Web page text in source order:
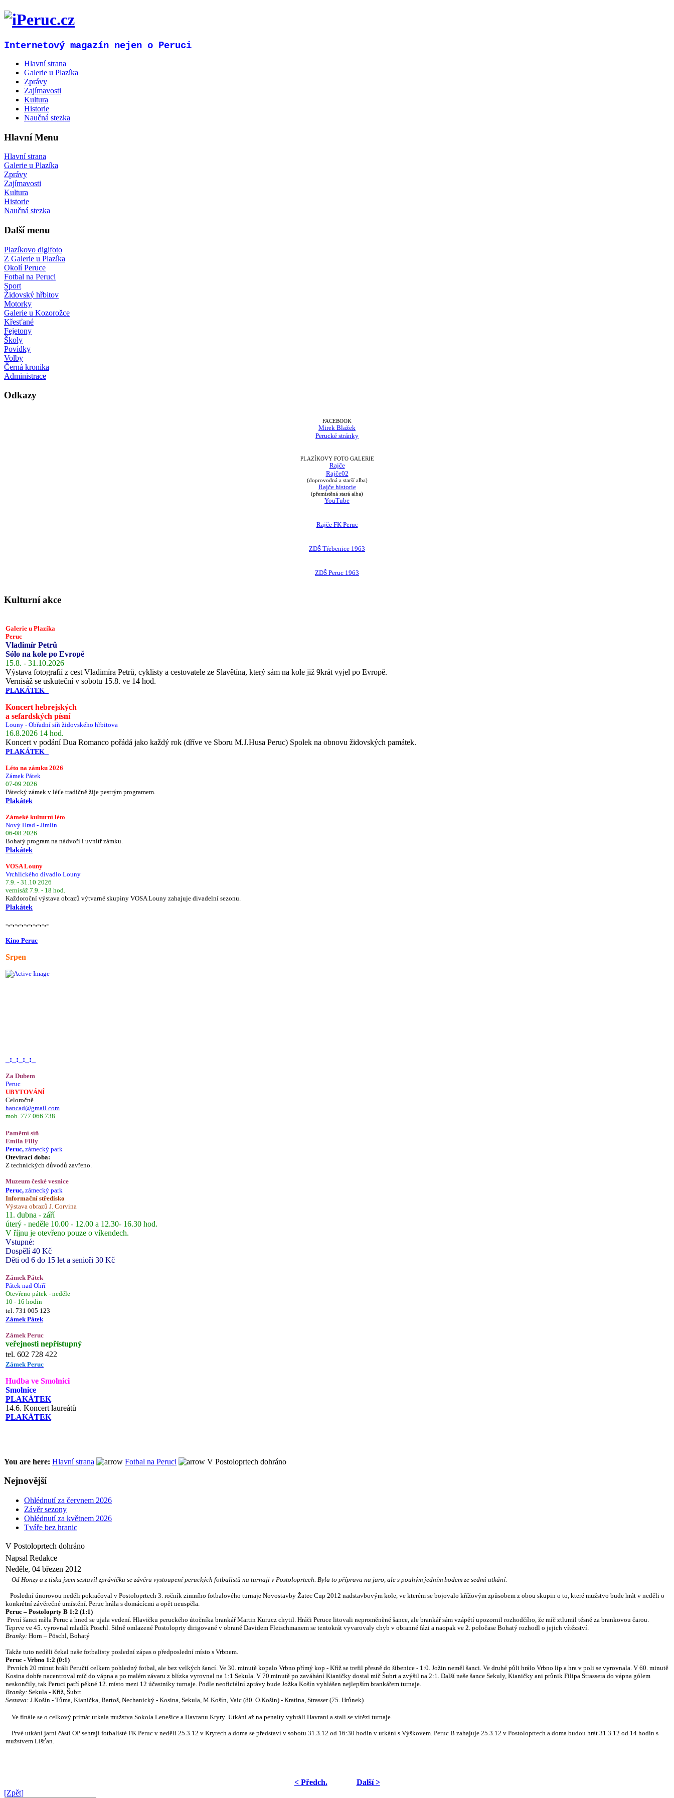
Internetový magazín nejen o Peruci
Hlavní strana
Galerie u Plazíka
Zprávy
Zajímavosti
Kultura
Historie
Naučná stezka
Hlavní Menu
Hlavní strana
Galerie u Plazíka
Zprávy
Zajímavosti
Kultura
Historie
Naučná stezka
Další menu
Plazíkovo digifoto
Z Galerie u Plazíka
Okolí Peruce
Fotbal na Peruci
Sport
Židovský hřbitov
Motorky
Galerie u Kozorožce
Křesťané
Fejetony
Školy
Povídky
Volby
Černá kronika
Administrace
Odkazy
FACEBOOK
Mirek Blažek
Perucké stránky
PLAZÍKOVY FOTO GALERIE
Rajče
Rajče02
(doprovodná a starší alba)
Rajče historie
(přemístěná stará alba)
YouTube
Rajče FK Peruc
ZDŠ Třebenice 1963
ZDŠ Peruc 1963
Kulturní akce
Galerie u Plazíka
Peruc
Vladimír Petrů
Sólo na kole po Evropě
15.8. - 31.10.2026
Výstava fotografií z cest Vladimíra Petrů, cyklisty a cestovatele ze Slavětína, který sám na kole již 9krát vyjel po Evropě.
Vernisáž se uskuteční v sobotu 15.8. ve 14 hod.
PLAKÁTEK
Koncert hebrejských
a sefardských písní
Louny - Obřadní síň židovského hřbitova
16.8.2026 14 hod.
Koncert v podání Dua Romanco pořádá jako každý rok (dříve ve Sboru M.J.Husa Peruc) Spolek na obnovu židovských památek.
PLAKÁTEK
Léto na zámku 2026
Zámek Pátek
07-09 2026
Pátecký zámek v léťe tradičně žije pestrým programem.
Plakátek
Zámeké kulturní léto
Nový Hrad - Jimlín
06-08 2026
Bohatý program na nádvoří i uvnitř zámku.
Plakátek
VOSA Louny
Vrchlického divadlo Louny
7.9. - 31.10 2026
vernisáž 7.9. - 18 hod.
Každoroční výstava obrazů výtvarné skupiny VOSA Louny zahajuje divadelní sezonu.
Plakátek
-.-.-.-.-.-.-.-.-.-
Kino Peruc
Srpen
_:_:_:_:_
Za Dubem
Peruc
UBYTOVÁNÍ
Celoročně
hancad@gmail.com
mob. 777 066 738
Pamětní síň
Emila Filly
Peruc, zámecký park
Otevírací doba:
Z technických důvodů zavřeno.
Muzeum české vesnice
Peruc, zámecký park
Informační středisko
Výstava obrazů J. Corvina
11. dubna - září
úterý - neděle 10.00 - 12.00 a 12.30- 16.30 hod.
V říjnu je otevřeno pouze o víkendech.
Vstupné:
Dospělí 40 Kč
Děti od 6 do 15 let a senioři 30 Kč
Zámek Pátek
Pátek nad Ohří
Otevřeno pátek - neděle
10 - 16 hodin
tel. 731 005 123
Zámek Pátek
Zámek Peruc
veřejnosti nepřístupný
tel. 602 728 422
Zámek Peruc
Hudba ve Smolnici
Smolnice
PLAKÁTEK
14.6. Koncert laureátů
PLAKÁTEK
You are here: Hlavní strana Fotbal na Peruci V Postoloprtech dohráno
Nejnovější
Ohlédnutí za červnem 2026
Závěr sezony
Ohlédnutí za květnem 2026
Tváře bez hranic
V Postoloprtech dohráno
Napsal Redakce
Neděle, 04 březen 2012
Od Honzy a z tisku jsem sestavil zprávičku se závěru vystoupení peruckých fotbalistů na turnaji v Postoloprtech. Byla to příprava na jaro, ale s pouhým jedním bodem ze sedmi utkání.
Poslední únorovou neděli pokračoval v Postoloprtech 3. ročník zimního fotbalového turnaje Novostavby Žatec Cup 2012 nadstavbovým kole, ve kterém se bojovalo křížovým způsobem z obou skupin o to, které mužstvo bude hrát v neděli o
konkrétní závěrečné umístění. Peruc hrála s domácícmi a opět neuspěla.
Peruc – Postoloprty B 1:2 (1:1)
První šanci měla Peruc a hned se ujala vedení. Hlavičku peruckého útočníka brankář Martin Kurucz chytil. Hráči Peruce litovali neproměněné šance, ale brankář sám vzápětí upozornil rozhodčího, že míč ztlumil těsně za brankovou čarou.
Teprve ve 45. vyrovnal mladík Pöschl. Silně omlazené Postoloprty dirigované v obraně Davidem Fleischmanem se tentokrát vyvarovaly chyb v obranné fázi a naopak ve 2. poločase Bohatý rozhodl o jejich vítězství.
Branky: Horn – Pöschl, Bohatý
Takže tuto neděli čekal naše fotbalisty poslední zápas o předposlední místo s Vrbnem.
Peruc - Vrbno 1:2 (0:1)
Prvních 20 minut hráli Peručtí celkem pohledný fotbal, ale bez velkých šancí. Ve 30. minutě kopalo Vrbno přímý kop - Kříž se trefil přesně do šibenice - 1:0. Jožin neměl šanci. Ve druhé půli hrálo Vrbno líp a hra v poli se vyrovnala. V 60. minutě
Kosina dobře nacentroval míč do vápna a po malém závaru z blízka vyrovnal na 1:1 Sekula. V 70.minutě po zaváhání Kianičky dostal míč Šubrt a zvýšil na 2:1. Další naše šance Sekuly, Kianičky ani průnik Filipa Strassera do vápna gólem
neskončily, tak Peruci patří pěkné 12. místo mezi 12 účastníky turnaje. Podle neoficiální zprávy bude Jožka Košín vyhlášen nejlepším brankářem turnaje.
Branky: Sekula - Kříž, Šubrt
Sestava: J.Košín - Tůma, Kianička, Bartoš, Nechanický - Kosina, Sekula, M.Košín, Vaic (80. O.Košín) - Kratina, Strasser (75. Hrůnek)
Ve finále se o celkový primát utkala mužstva Sokola Lenešice a Havranu Kryry. Utkání až na penalty vyhráli Havrani a stali se vítězi turnaje.
Prvé utkání jarní části OP sehrají fotbalisté FK Peruc v neděli 25.3.12 v Kryrech a doma se představí v sobotu 31.3.12 od 16:30 hodin v utkání s Výškovem. Peruc B zahajuje 25.3.12 v Postoloprtech a doma budou hrát 31.3.12 od 14 hodin s
mužstvem Líšťan.
< Předch.
Další >
[Zpět]